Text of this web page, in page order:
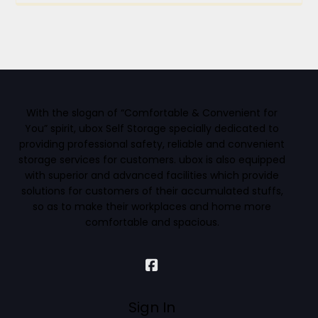
With the slogan of “Comfortable & Convenient for
You” spirit, ubox Self Storage specially dedicated to
providing professional safety, reliable and convenient
storage services for customers. ubox is also equipped
with superior and advanced facilities which provide
solutions for customers of their accumulated stuffs,
so as to make their workplaces and home more
comfortable and spacious.
Sign In